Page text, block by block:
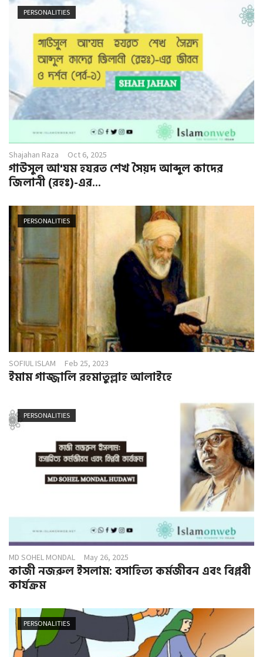
PERSONALITIES
Shajahan Raza Oct 6, 2025
গাউসুল আ'যম হযরত শেখ সৈয়দ আব্দুল কাদের
জিলানী (রহঃ)-এর...
PERSONALITIES
SOFIUL ISLAM Feb 25, 2023
ইমাম গাজ্জালি রহমাতুল্লাহ আলাইহে
PERSONALITIES
MD SOHEL MONDAL May 26, 2025
কাজী নজরুল ইসলাম: বসাহিত্য কর্মজীবন এবং বিপ্লবী
কার্যক্রম
PERSONALITIES